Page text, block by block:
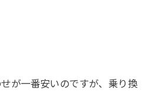
が一番安いのですが、乗り換